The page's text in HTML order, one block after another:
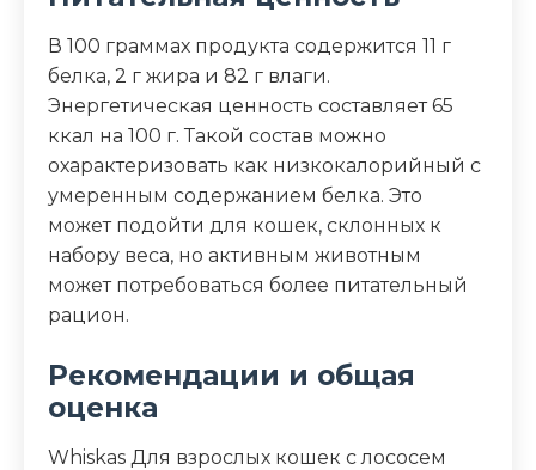
В 100 граммах продукта содержится 11 г
белка, 2 г жира и 82 г влаги.
Энергетическая ценность составляет 65
ккал на 100 г. Такой состав можно
охарактеризовать как низкокалорийный с
умеренным содержанием белка. Это
может подойти для кошек, склонных к
набору веса, но активным животным
может потребоваться более питательный
рацион.
Рекомендации и общая
оценка
Whiskas Для взрослых кошек с лососем